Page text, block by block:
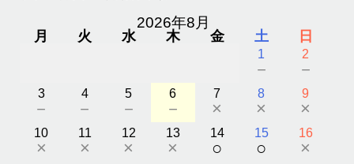
2026年8月
月 火 水 木 金 土 日
1
－
2
－
3
－
4
－
5
－
6
－
7
×
8
×
9
×
10
×
11
×
12
×
13
×
14
○
15
○
16
×